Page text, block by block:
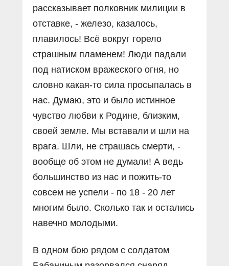
рассказывает полковник милиции в
отставке, - железо, казалось,
плавилось! Всë вокруг горело
страшным пламенем! Люди падали
под натиском вражеского огня, но
словно какая-то сила просыпалась в
нас. Думаю, это и было истинное
чувство любви к Родине, близким,
своей земле. Мы вставали и шли на
врага. Шли, не страшась смерти, -
вообще об этом не думали! А ведь
большинство из нас и пожить-то
совсем не успели - по 18 - 20 лет
многим было. Сколько так и остались
навечно молодыми.
В одном бою рядом с солдатом